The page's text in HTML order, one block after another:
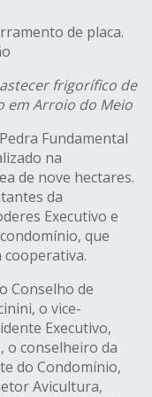
de placa.
frigorífico de
em Arroio do Meio
Fundamental
na
de nove hectares.
da
Executivo e
que
cooperativa.
Conselho de
o vice-
Executivo,
o conselheiro da
do Condomínio,
Avicultura,